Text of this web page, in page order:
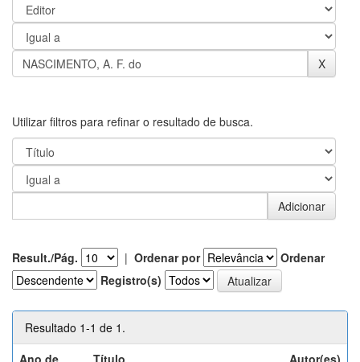
Utilizar filtros para refinar o resultado de busca.
Result./Pág. | Ordenar por
Ordenar
Registro(s)
Resultado 1-1 de 1.
Ano de
Título Autor(es)